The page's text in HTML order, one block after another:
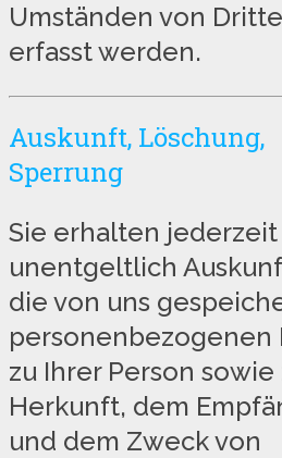
Umständen von
erfasst werden.
Auskunft, Löschung,
Sperrung
Sie erhalten jederzeit
unentgeltlich
die von uns
personenbezogenen
zu Ihrer Person sowie
Herkunft, dem
und dem Zweck von